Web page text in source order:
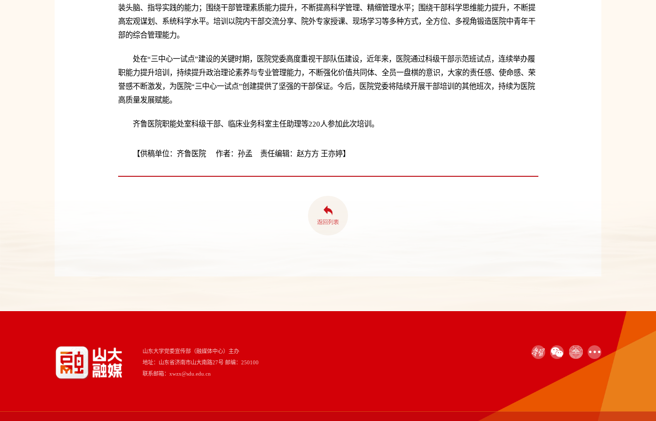
装头脑、指导实践的能力；围绕干部管理素质能力提升，不断提高科学管理、精细管理水平；围绕干部科学思维能力提升，不断提
高宏观谋划、系统科学水平。培训以院内干部交流分享、院外专家授课、现场学习等多种方式，全方位、多视角锻造医院中青年干
部的综合管理能力。
处在“三中心一试点”建设的关键时期，医院党委高度重视干部队伍建设，近年来，医院通过科级干部示范班试点，连续举办履
职能力提升培训，持续提升政治理论素养与专业管理能力，不断强化价值共同体、全员一盘棋的意识，大家的责任感、使命感、荣
誉感不断激发，为医院“三中心一试点”创建提供了坚强的干部保证。今后，医院党委将陆续开展干部培训的其他班次，持续为医院
高质量发展赋能。
齐鲁医院职能处室科级干部、临床业务科室主任助理等220人参加此次培训。
【供稿单位：齐鲁医院 作者：孙孟 责任编辑：赵方方 王亦婷】
山东大学党委宣传部（融媒体中心）主办
地址：山东省济南市山大南路27号 邮编：250100
联系邮箱：xwzx@sdu.edu.cn